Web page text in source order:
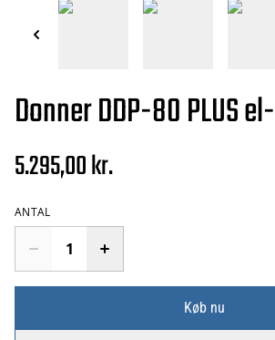
Donner DDP-80 PLUS
5.295,00 kr.
ANTAL
Køb nu